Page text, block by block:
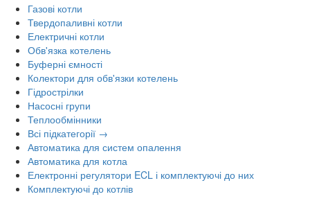
Газові котли
Твердопаливні котли
Електричні котли
Обв'язка котелень
Буферні ємності
Колектори для обв'язки котелень
Гідрострілки
Насосні групи
Теплообмінники
Всі підкатегорії →
Автоматика для систем опалення
Автоматика для котла
Електронні регулятори ECL і комплектуючі до них
Комплектуючі до котлів